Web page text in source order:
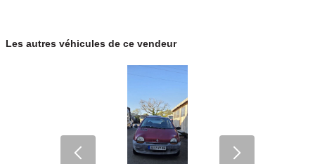
Les autres véhicules de ce vendeur